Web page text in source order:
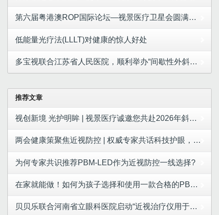
第六届粤港澳ROP国际论坛—视景医疗卫星会圆满举办，张艳玲教授带来精彩学术分享
低能量光疗法(LLLT)对健康的惊人好处
多宝视联合江苏省人民医院，顺利举办“间歇性外斜视/术后欠矫临床研究”启动会
推荐文章
视创新境 光护明眸 | 视景医疗诚邀您共赴2026年斜视与小儿眼科学术大会
两会健康策聚焦近视防控 | 权威专家共话科技护眼，视景医疗LED红光成合规防控新选择
为何专家共识推荐PBM-LED作为近视防控一线选择?
在家就能做！如何为孩子选择和使用一款合格的PBM-LED产品
贝贝乐联合河南省立眼科医院启动“近视治疗仪用于控制儿童青少年近视进展的安全性和有效性研究”项目！